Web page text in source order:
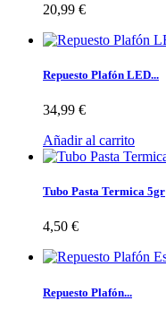
20,99 €
Repuesto Plafón LED...
34,99 €
Añadir al carrito
Tubo Pasta Termica 5gr
4,50 €
Repuesto Plafón...